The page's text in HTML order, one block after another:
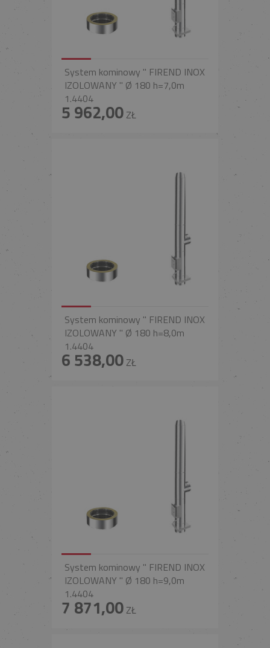
System kominowy " FIREND INOX
IZOLOWANY " Ø 180 h=7,0m
1.4404
5 962,00ZŁ
System kominowy " FIREND INOX
IZOLOWANY " Ø 180 h=8,0m
1.4404
6 538,00ZŁ
System kominowy " FIREND INOX
IZOLOWANY " Ø 180 h=9,0m
1.4404
7 871,00ZŁ